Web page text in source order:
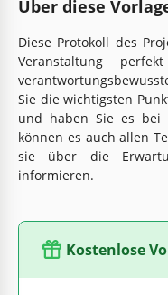
Über diese
Diese Protokoll des
Veranstaltung
Sie die wichtigsten
und haben Sie es bei
können es auch allen
sie über die
informieren.
Kostenlose